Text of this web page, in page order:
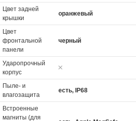
Цвет задней
крышки
оранжевый
Цвет
фронтальной
панели
черный
Ударопрочный
корпус
Пыле- и
влагозащита
есть, IP68
Встроенные
магниты (для